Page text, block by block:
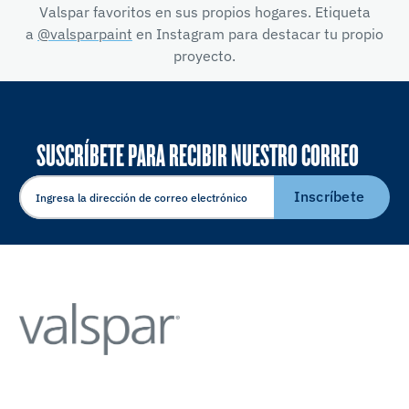
Valspar favoritos en sus propios hogares. Etiqueta
a @valsparpaint en Instagram para destacar tu propio
proyecto.
SUSCRÍBETE PARA RECIBIR NUESTRO CORREO
ELECTRÓNICO
Inscríbete